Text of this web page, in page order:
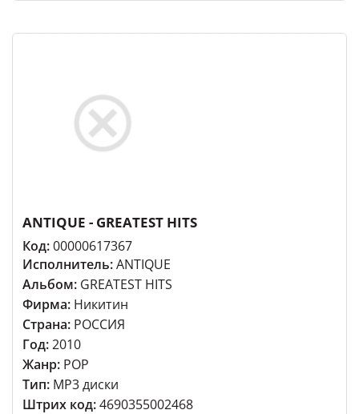
ANTIQUE - GREATEST HITS
Код:00000617367
Исполнитель:ANTIQUE
Альбом: GREATEST HITS
Фирма: Никитин
Страна: РОССИЯ
Год:2010
Жанр: POP
Тип: MP3 диски
Штрих код:4690355002468